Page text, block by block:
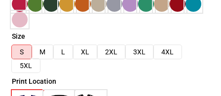
Size
S
M L XL 2XL 3XL
4XL
5XL
Print Location